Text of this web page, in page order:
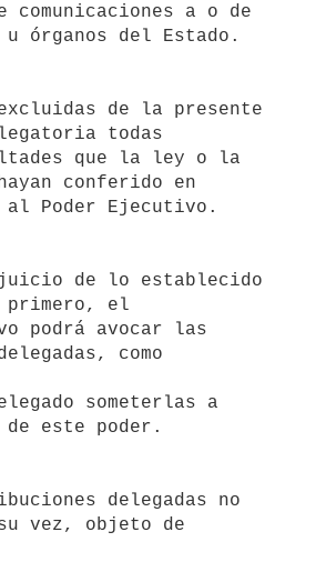
comunicaciones a o de
u órganos del Estado.
excluidas de la presente
todas
que la ley o la
conferido en
al Poder Ejecutivo.
de lo establecido
primero, el
podrá avocar las
como
someterlas a
de este poder.
delegadas no
vez, objeto de